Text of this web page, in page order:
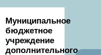
Муниципальное
бюджетное
учреждение
дополнительного